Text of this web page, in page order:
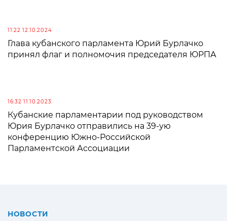
11:22 12.10.2024
Глава кубанского парламента Юрий Бурлачко
принял флаг и полномочия председателя ЮРПА
16:32 11.10.2023
Кубанские парламентарии под руководством
Юрия Бурлачко отправились на 39-ую
конференцию Южно-Российской
Парламентской Ассоциации
НОВОСТИ